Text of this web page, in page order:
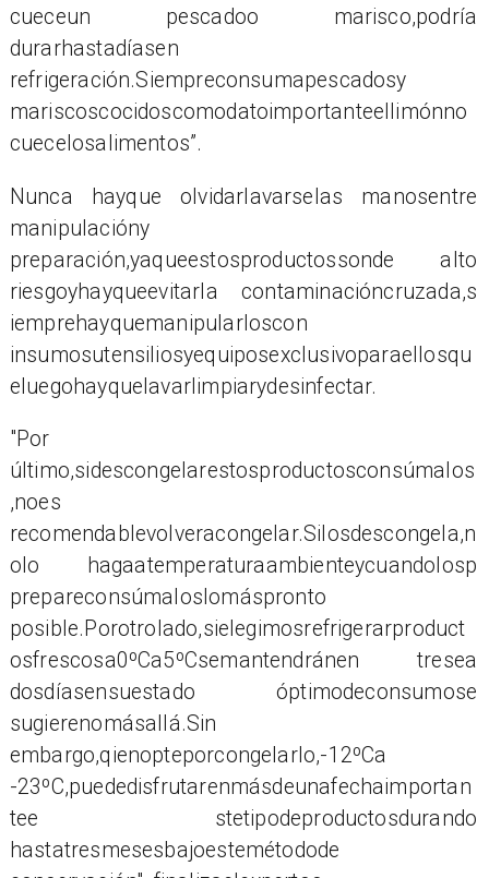
cueceun pescadoo marisco,podría
durarhastadíasen
refrigeración.Siempreconsumapescadosy
mariscoscocidoscomodatoimportanteellimónno
cuecelosalimentos”.
Nunca hayque olvidarlavarselas manosentre
manipulacióny
preparación,yaqueestosproductossonde alto
riesgoyhayqueevitarla contaminacióncruzada,s
iemprehayquemanipularloscon
insumosutensiliosyequiposexclusivoparaellosqu
eluegohayquelavarlimpiarydesinfectar.
"Por
último,sidescongelarestosproductosconsúmalos
,noes
recomendablevolveracongelar.Silosdescongela,n
olo hagaatemperaturaambienteycuandolosp
prepareconsúmaloslomáspronto
posible.Porotrolado,sielegimosrefrigerarproduct
osfrescosa0ºCa5ºCsemantendránen tresea
dosdíasensuestado óptimodeconsumose
sugierenomásallá.Sin
embargo,qienopteporcongelarlo,-12ºCa
-23ºC,puededisfrutarenmásdeunafechaimportan
tee stetipodeproductosdurando
hastatresmesesbajoestemétodode